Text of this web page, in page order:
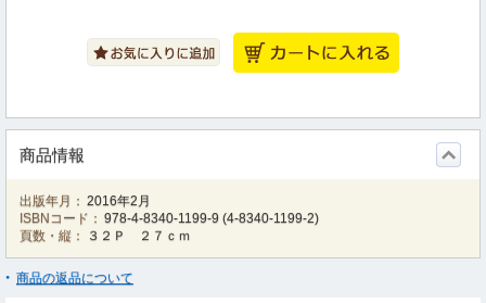
商品情報
出版年月： 2016年2月
ISBNコード： 978-4-8340-1199-9 (4-8340-1199-2)
頁数・縦：
３２Ｐ ２７ｃｍ
商品の返品について